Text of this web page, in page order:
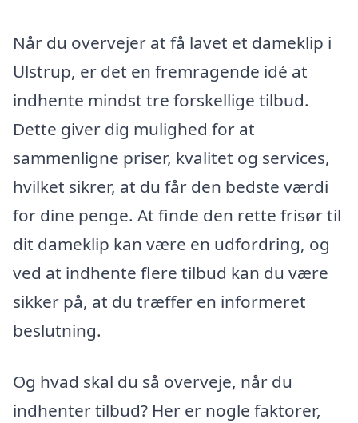
Når du overvejer at få lavet et dameklip i
Ulstrup, er det en fremragende idé at
indhente mindst tre forskellige tilbud.
Dette giver dig mulighed for at
sammenligne priser, kvalitet og services,
hvilket sikrer, at du får den bedste værdi
for dine penge. At finde den rette frisør til
dit dameklip kan være en udfordring, og
ved at indhente flere tilbud kan du være
sikker på, at du træffer en informeret
beslutning.
Og hvad skal du så overveje, når du
indhenter tilbud? Her er nogle faktorer,